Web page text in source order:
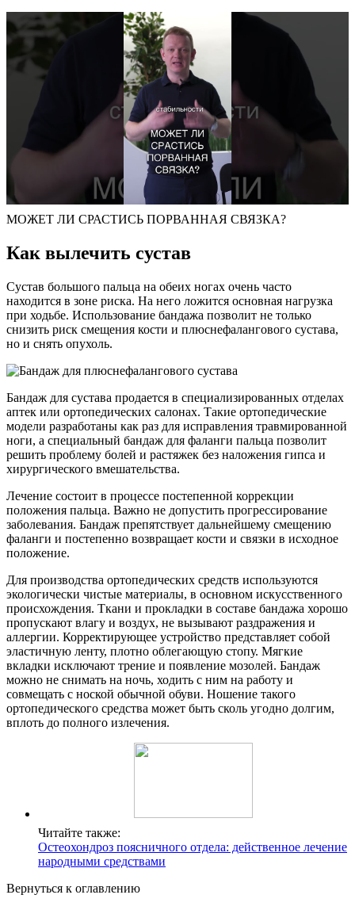
МОЖЕТ ЛИ СРАСТИСЬ ПОРВАННАЯ СВЯЗКА?
Как вылечить сустав
Сустав большого пальца на обеих ногах очень часто
находится в зоне риска. На него ложится основная нагрузка
при ходьбе. Использование бандажа позволит не только
снизить риск смещения кости и плюснефалангового сустава,
но и снять опухоль.
Бандаж для сустава продается в специализированных отделах
аптек или ортопедических салонах. Такие ортопедические
модели разработаны как раз для исправления травмированной
ноги, а специальный бандаж для фаланги пальца позволит
решить проблему болей и растяжек без наложения гипса и
хирургического вмешательства.
Лечение состоит в процессе постепенной коррекции
положения пальца. Важно не допустить прогрессирование
заболевания. Бандаж препятствует дальнейшему смещению
фаланги и постепенно возвращает кости и связки в исходное
положение.
Для производства ортопедических средств используются
экологически чистые материалы, в основном искусственного
происхождения. Ткани и прокладки в составе бандажа хорошо
пропускают влагу и воздух, не вызывают раздражения и
аллергии. Корректирующее устройство представляет собой
эластичную ленту, плотно облегающую стопу. Мягкие
вкладки исключают трение и появление мозолей. Бандаж
можно не снимать на ночь, ходить с ним на работу и
совмещать с ноской обычной обуви. Ношение такого
ортопедического средства может быть сколь угодно долгим,
вплоть до полного излечения.
Читайте также:
Остеохондроз поясничного отдела: действенное лечение
народными средствами
Вернуться к оглавлению